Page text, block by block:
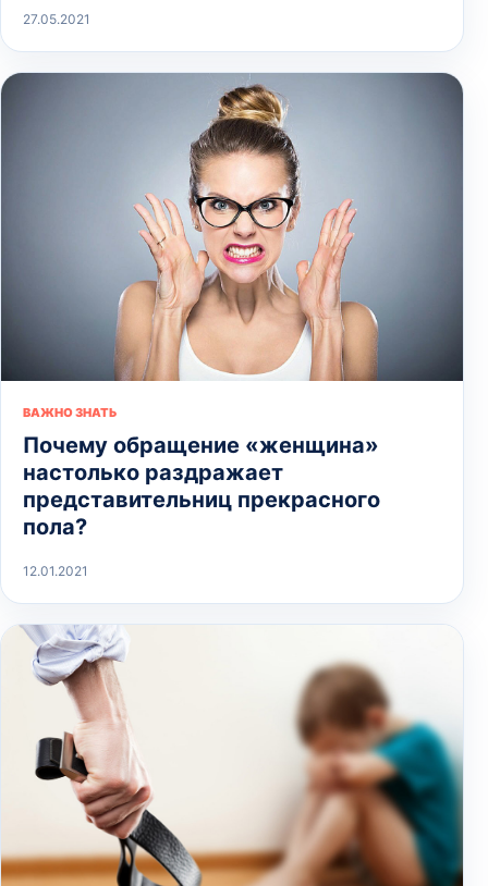
27.05.2021
ВАЖНО ЗНАТЬ
Почему обращение «женщина»
настолько раздражает
представительниц прекрасного
пола?
12.01.2021